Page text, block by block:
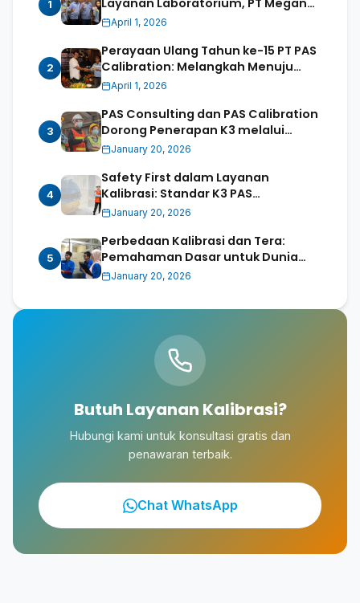
1
Layanan Laboratorium, PT Megan
Cassia International berkunjung ke
April 1, 2026
2
Perayaan Ulang Tahun ke-15 PT PAS
Calibration: Melangkah Menuju
“Sustainable Future Through Smart
April 1, 2026
3
PAS Consulting dan PAS Calibration
Dorong Penerapan K3 melalui
Pelatihan Damkar dan Jasa
January 20, 2026
4
Safety First dalam Layanan
Kalibrasi: Standar K3 PAS
Calibration untuk Petugas Onsite
January 20, 2026
5
Perbedaan Kalibrasi dan Tera:
Pemahaman Dasar untuk Dunia
Industri dan Konsumen
January 20, 2026
Butuh Layanan Kalibrasi?
Hubungi kami untuk konsultasi gratis dan
penawaran terbaik.
Chat WhatsApp